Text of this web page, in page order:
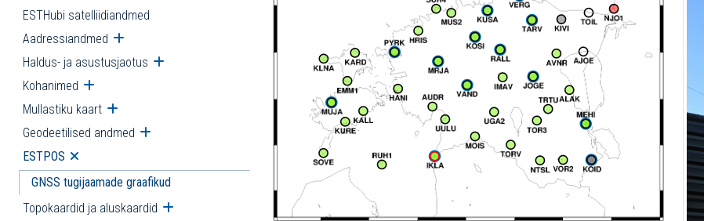
ESTHubi satelliidiandmed
Aadressiandmed Ava alammenüü
Haldus- ja asustusjaotus Ava alammenüü
Kohanimed Ava alammenüü
Mullastiku kaart Ava alammenüü
Geodeetilised andmed Ava alammenüü
ESTPOS Ava alammenüü
GNSS tugijaamade graafikud
Topokaardid ja aluskaardid Ava alammenüü